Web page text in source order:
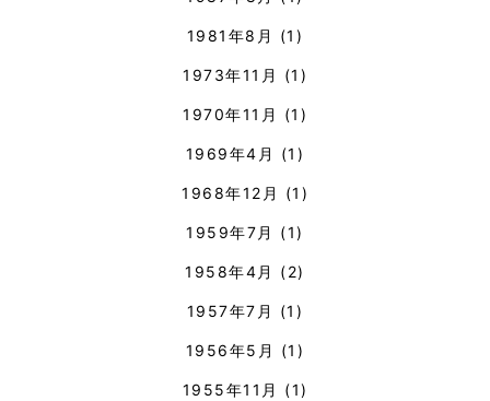
1981年8月 (1)
1973年11月 (1)
1970年11月 (1)
1969年4月 (1)
1968年12月 (1)
1959年7月 (1)
1958年4月 (2)
1957年7月 (1)
1956年5月 (1)
1955年11月 (1)